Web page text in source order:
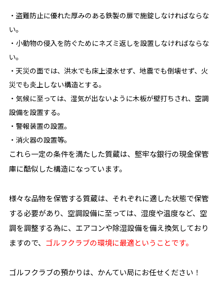
・盗難防止に優れた厚みのある鉄製の扉で施錠しなければならな
い。
・小動物の侵入を防ぐためにネズミ返しを設置しなければならな
い。
・天災の面では、洪水でも床上浸水せず、地震でも倒壊せず、火
災でも炎上しない構造とする。
・気候に至っては、湿気が出ないように木板が壁打ちされ、空調
設備を設置する。
・警報装置の設置。
・消火器の設置等。
これら一定の条件を満たした質蔵は、堅牢な銀行の現金保管
庫に酷似した構造になっています。
様々な品物を保管する質蔵は、それぞれに適した状態で保管
する必要があり、空調設備に至っては、湿度や温度など、空
調を調整する為に、エアコンや除湿設備を備え換気しており
ますので、 ゴルフクラブの環境に最適ということです。
ゴルフクラブの預かりは、かんてい局にお任せください！